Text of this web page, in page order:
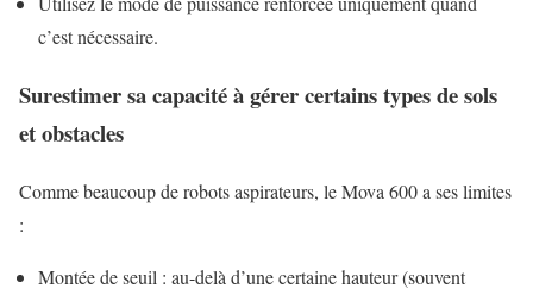
c’est nécessaire.
Surestimer sa capacité à gérer certains types de sols
et obstacles
Comme beaucoup de robots aspirateurs, le Mova 600 a ses limites
:
Montée de seuil : au-delà d’une certaine hauteur (souvent